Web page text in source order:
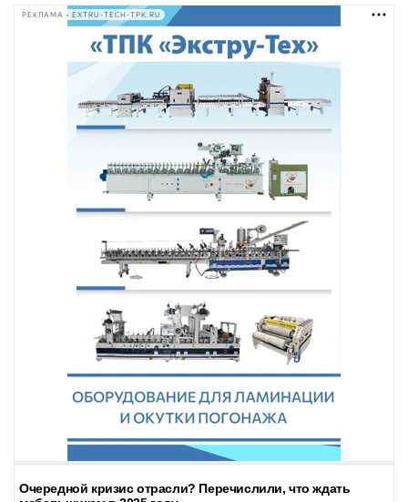
РЕКЛАМА • EXTRU-TECH-TPK.RU
Очередной кризис отрасли? Перечислили, что ждать